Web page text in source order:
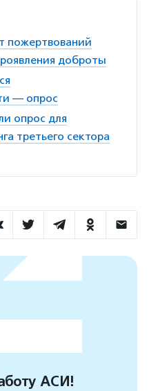
пожертвований
доброты
— опрос
опрос для
третьего сектора
АСИ!